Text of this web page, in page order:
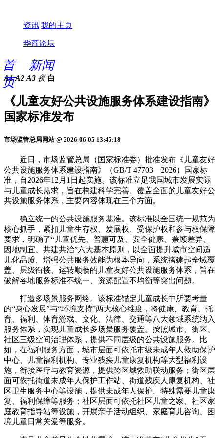
资讯 我的主页
华商论坛
首
页
新闻
A1 A2 A3 夜 白
《儿童友好公共设施服务体系建设指南》
国家标准发布
市场监管总局网站 @ 2026-06-05 13:45:18
近日，市场监管总局（国家标准委）批准发布《儿童友好
公共设施服务体系建设指南》（GB/T 47703—2026）国家标
准，自2026年12月1日起实施。该标准立足我国城市发展实际
与儿童成长需求，旨在构建科学完善、覆盖全面的儿童友好公
共设施服务体系，主要内容体现在三个方面。
确立统一的公共设施服务基准。该标准以全国统一规范为
核心抓手，紧扣儿童生存权、发展权、受保护权和参与权保障
要求，明确了“儿童优先、普惠可及、安全健康、兼顾差异、
因地制宜、共建共治”六大基本原则，以全面提升城市空间适
儿化品质、增强公共服务效能为根本导向，系统搭建起全域覆
盖、层级衔接、运转顺畅的儿童友好公共设施服务体系，旨在
破解各地服务标准不统一、资源配置不均衡等突出问题。
打造多场景服务网络。该标准锚定儿童成长中所要考量
的“身心发展”与“环境支持”两大核心维度，将健康、教育、托
育、福利、体育游戏、文化、法律、交通等八大领域系统纳入
服务体系，实现儿童成长多场景服务覆盖。按照城市、街区、
社区三级空间治理体系，提供不同层级的公共设施服务。比
如，在福利服务方面，城市层面可依托市级未成年人救助保护
中心、儿童福利机构、专业残疾儿童康复机构等大型福利设
施，衔接医疗与教育资源，提供跨区域救助联动服务；街区层
面可依托街道未成年人保护工作站、街道残疾人康复机构、社
区卫生服务中心等设施，提供未成年人保护、特殊需要儿童康
复、福利保障等服务；社区层面可依托社区儿童之家、社区家
庭教育指导站等设施，开展亲子活动组织、家庭育儿咨询、困
境儿童日常关爱等服务。